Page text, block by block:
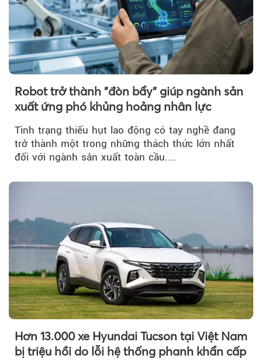
Robot trở thành "đòn bẩy" giúp ngành sản
xuất ứng phó khủng hoảng nhân lực
Tình trạng thiếu hụt lao động có tay nghề đang
trở thành một trong những thách thức lớn nhất
đối với ngành sản xuất toàn cầu....
Hơn 13.000 xe Hyundai Tucson tại Việt Nam
bị triệu hồi do lỗi hệ thống phanh khẩn cấp